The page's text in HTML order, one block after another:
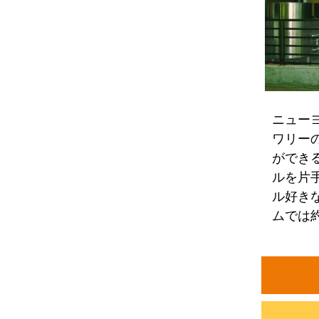
ニュー
ワリー
ができ
ルを片
ル好き
ムでは